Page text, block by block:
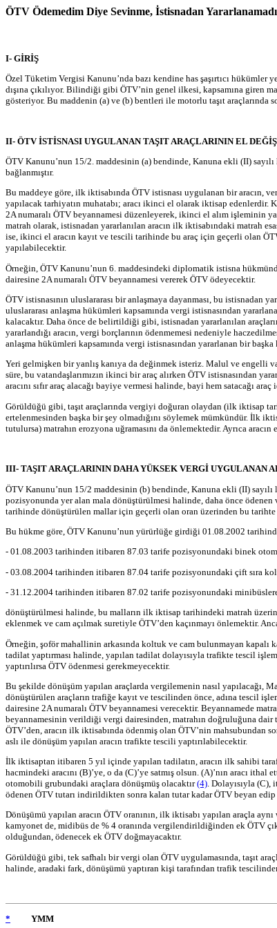
ÖTV Ödemedim Diye Sevinme, İstisnadan
I- GİRİŞ
Özel Tüketim Vergisi Kanunu’nda bazı kendine has şaşırtıcı
dışına çıkılıyor. Bilindiği gibi ÖTV’nin genel ilkesi, kapsamına giren
gösteriyor. Bu maddenin (a) ve (b) bentleri ile motorlu taşıt araçlarında
II- ÖTV İSTİSNASI UYGULANAN TAŞIT ARAÇLARININ EL
ÖTV Kanunu’nun 15/2. maddesinin (a) bendinde, Kanuna ekli (II)
bağlanmıştır.
Bu maddeye göre, ilk iktisabında ÖTV istisnası uygulanan bir aracın,
yapılacak tarhiyatın muhatabı; aracı ikinci el olarak iktisap
2A numaralı ÖTV beyannamesi düzenleyerek, ikinci el alım işleminin
matrah olarak, istisnadan yararlanılan aracın ilk iktisabındaki matrah
ise, ikinci el aracın kayıt ve tescili tarihinde bu araç için geçerli olan
yapılabilecektir.
Örneğin, ÖTV Kanunu’nun 6. maddesindeki diplomatik istisna
dairesine 2A numaralı ÖTV beyannamesi vererek ÖTV ödeyecektir.
ÖTV istisnasının uluslararası bir anlaşmaya dayanması, bu istisnadan
uluslararası anlaşma hükümleri kapsamında vergi istisnasından
kalacaktır. Daha önce de belirtildiği gibi, istisnadan yararlanılan
yararlandığı aracın, vergi borçlarının ödenmemesi nedeniyle
anlaşma hükümleri kapsamında vergi istisnasından yararlanan bir
Yeri gelmişken bir yanlış kanıya da değinmek isteriz. Malul ve engelli
süre, bu vatandaşlarımızın ikinci bir araç alırken ÖTV istisnasından
aracını sıfır araç alacağı bayiye vermesi halinde, bayi hem satacağı
Görüldüğü gibi, taşıt araçlarında vergiyi doğuran olaydan (ilk iktisap
ertelenmesinden başka bir şey olmadığını söylemek mümkündür. İlk
tutulursa) matrahın erozyona uğramasını da önlemektedir. Ayrıca
III- TAŞIT ARAÇLARININ DAHA YÜKSEK VERGİ UYGULANAN
ÖTV Kanunu’nun 15/2 maddesinin (b) bendinde, Kanuna ekli (II)
pozisyonunda yer alan mala dönüştürülmesi halinde, daha önce
tarihinde dönüştürülen mallar için geçerli olan oran üzerinden bu tarihte
Bu hükme göre, ÖTV Kanunu’nun yürürlüğe girdiği 01.08.2002
- 01.08.2003 tarihinden itibaren 87.03 tarife pozisyonundaki binek
- 03.08.2004 tarihinden itibaren 87.04 tarife pozisyonundaki çift sıra
- 31.12.2004 tarihinden itibaren 87.02 tarife pozisyonundaki
dönüştürülmesi halinde, bu malların ilk iktisap tarihindeki matrah
eklenmek ve cam açılmak suretiyle ÖTV’den kaçınmayı önlemektir.
Örneğin, şoför mahallinin arkasında koltuk ve cam bulunmayan kapalı
tadilat yaptırması halinde, yapılan tadilat dolayısıyla trafikte tescil
yaptırılırsa ÖTV ödenmesi gerekmeyecektir.
Bu şekilde dönüşüm yapılan araçlarda vergilemenin nasıl yapılacağı,
dönüştürülen araçların trafiğe kayıt ve tescilinden önce, adına tescil
dairesine 2A numaralı ÖTV beyannamesi verecektir. Beyannamede
beyannamesinin verildiği vergi dairesinden, matrahın doğruluğuna dair
ÖTV’den, aracın ilk iktisabında ödenmiş olan ÖTV’nin mahsubundan
aslı ile dönüşüm yapılan aracın trafikte tescili yaptırılabilecektir.
İlk iktisaptan itibaren 5 yıl içinde yapılan tadilatın, aracın ilk sahibi
hacmindeki aracını (B)’ye, o da (C)’ye satmış olsun. (A)’nın aracı
otomobili grubundaki araçlara dönüşmüş olacaktır(4). Dolayısıyla
ödenen ÖTV tutarı indirildikten sonra kalan tutar kadar ÖTV beyan
Dönüşümü yapılan aracın ÖTV oranının, ilk iktisabı yapılan araçla
kamyonet de, midibüs de % 4 oranında vergilendirildiğinden ek ÖTV
olduğundan, ödenecek ek ÖTV doğmayacaktır.
Görüldüğü gibi, tek safhalı bir vergi olan ÖTV uygulamasında, taşıt
halinde, aradaki fark, dönüşümü yaptıran kişi tarafından trafik
* YMM